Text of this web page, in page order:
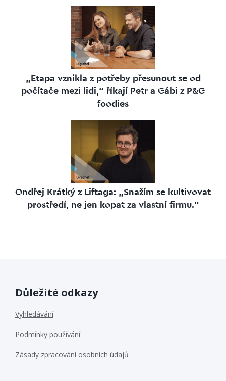
„Etapa vznikla z potřeby přesunout se od
počítače mezi lidi,“ říkají Petr a Gábi z P&G
foodies
Ondřej Krátký z Liftaga: „Snažím se kultivovat
prostředí, ne jen kopat za vlastní firmu.“
Důležité odkazy
Vyhledávání
Podmínky používání
Zásady zpracování osobních údajů